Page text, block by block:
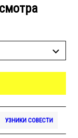
УЗНИКИ СОВЕСТИ